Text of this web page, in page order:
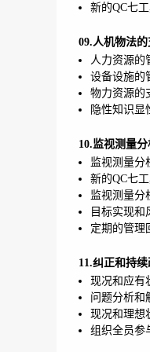
新的QC七
09.人机物法
人力资源的
设备设施的
物力资源的
隐性知识显
10.监视测量
监视测量分
新的QC七
监视测量分
目标实现和
定期的管理
11.纠正和持
现况和应有
问题分析和
现况和理想
组织全员参